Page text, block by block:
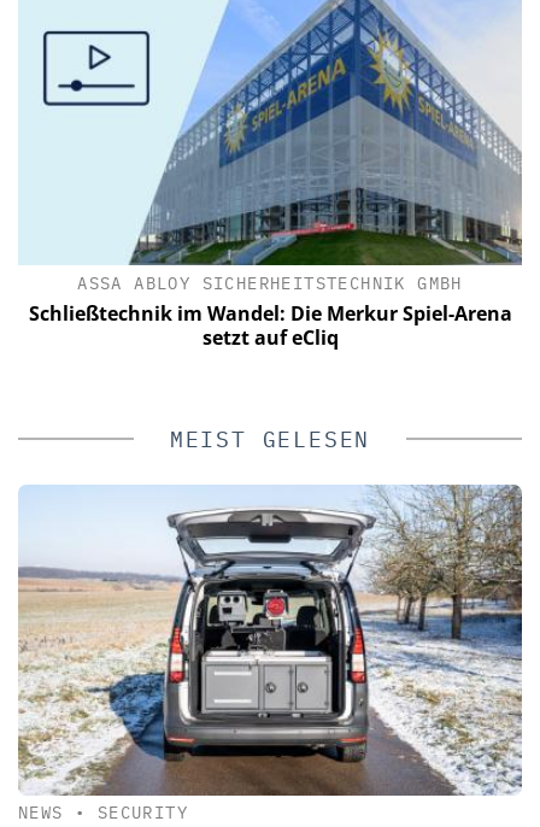
ASSA ABLOY SICHERHEITSTECHNIK GMBH
Schließtechnik im Wandel: Die Merkur Spiel-Arena
setzt auf eCliq
MEIST GELESEN
NEWS • SECURITY